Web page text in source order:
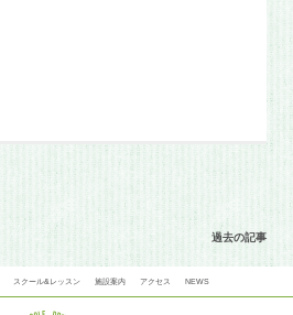
過去の記事
スクール&レッスン 施設案内 アクセス NEWS